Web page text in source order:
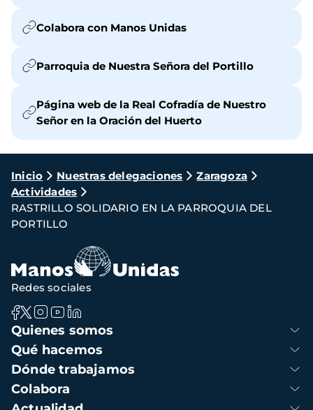
Colabora con Manos Unidas
Parroquia de Nuestra Señora del Portillo
Página web de la Real Cofradía de Nuestro
Señor en la Oración del Huerto
Ruta
de
navegación
Inicio Nuestras delegaciones
Zaragoza
Actividades
RASTRILLO SOLIDARIO EN LA PARROQUIA DEL
PORTILLO
Navegación
principal
Quienes somos
Qué hacemos
Dónde trabajamos
Colabora
Redes sociales